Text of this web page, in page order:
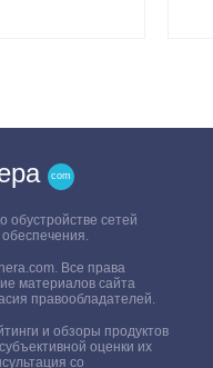
обустройстве сетей
Все права
материалов сайта
правообладателей.
и обзоры продуктов
оценки их
со